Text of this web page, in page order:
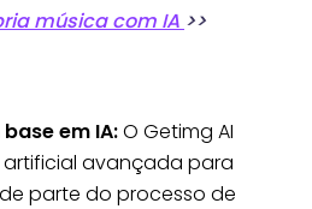
música com IA >>
em IA:O Getimg AI
artificial avançada para
parte do processo de